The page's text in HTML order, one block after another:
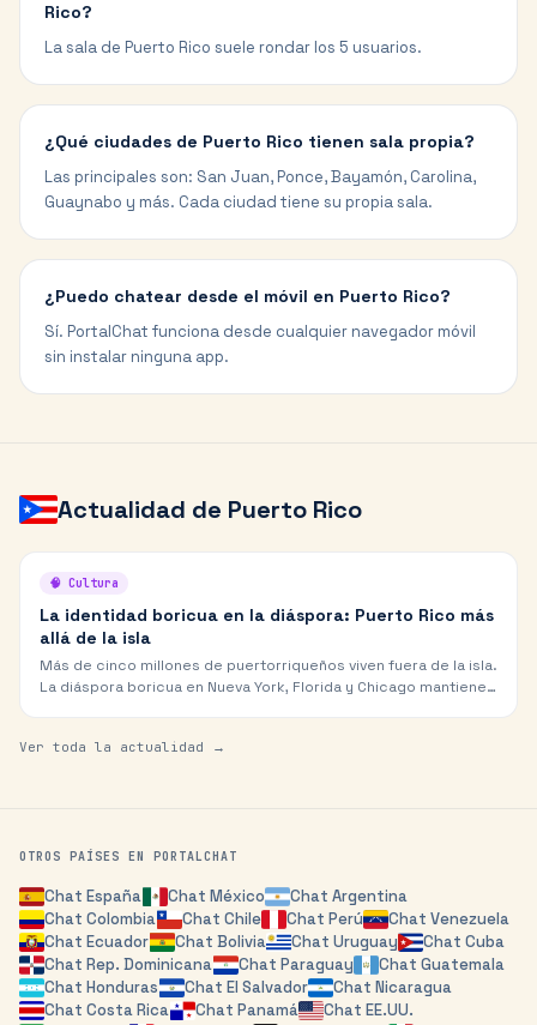
Rico?
La sala de Puerto Rico suele rondar los 5 usuarios.
¿Qué ciudades de Puerto Rico tienen sala propia?
Las principales son: San Juan, Ponce, Bayamón, Carolina,
Guaynabo y más. Cada ciudad tiene su propia sala.
¿Puedo chatear desde el móvil en Puerto Rico?
Sí. PortalChat funciona desde cualquier navegador móvil
sin instalar ninguna app.
Actualidad de Puerto Rico
🧠 Cultura
La identidad boricua en la diáspora: Puerto Rico más
allá de la isla
Más de cinco millones de puertorriqueños viven fuera de la isla.
La diáspora boricua en Nueva York, Florida y Chicago mantiene
Ver toda la actualidad →
OTROS PAÍSES EN PORTALCHAT
ChatEspaña Chat México Chat Argentina
ChatColombia Chat Chile Chat Perú ChatVenezuela
ChatEcuador Chat Bolivia Chat Uruguay ChatCuba
ChatRep. Dominicana Chat Paraguay Chat Guatemala
ChatHonduras Chat El Salvador Chat Nicaragua
ChatCosta Rica Chat Panamá Chat EE.UU.